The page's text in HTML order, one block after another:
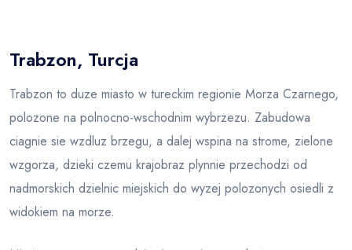
Trabzon, Turcja
Trabzon to duze miasto w tureckim regionie Morza Czarnego,
polozone na polnocno-wschodnim wybrzezu. Zabudowa
ciagnie sie wzdluz brzegu, a dalej wspina na strome, zielone
wzgorza, dzieki czemu krajobraz plynnie przechodzi od
nadmorskich dzielnic miejskich do wyzej polozonych osiedli z
widokiem na morze.